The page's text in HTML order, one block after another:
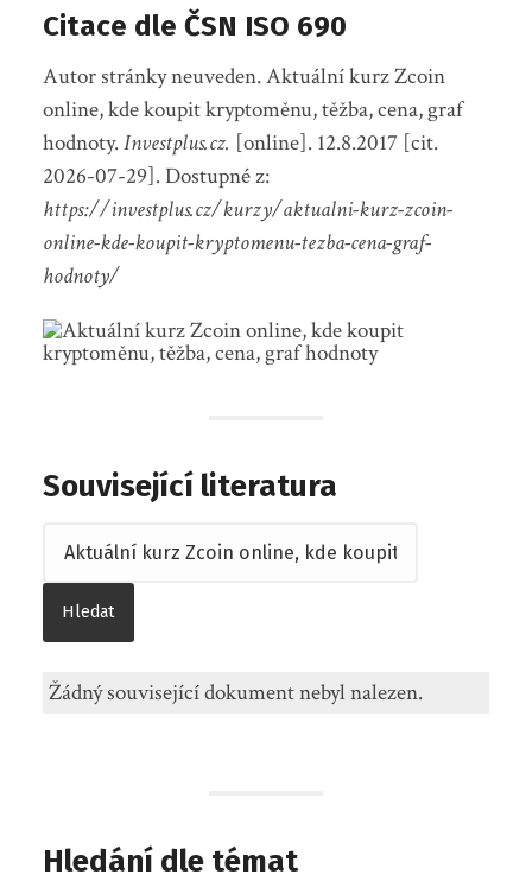
Citace dle ČSN ISO 690
Autor stránky neuveden. Aktuální kurz Zcoin
online, kde koupit kryptoměnu, těžba, cena, graf
hodnoty.Investplus.cz. [online]. 12.8.2017 [cit.
2026-07-29]. Dostupné z:
https://investplus.cz/kurzy/aktualni-kurz-zcoin-
online-kde-koupit-kryptomenu-tezba-cena-graf-
hodnoty/
Související literatura
Žádný související dokument nebyl nalezen.
Hledání dle témat